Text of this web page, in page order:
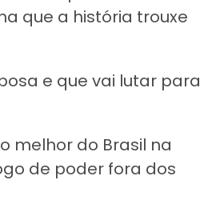
que a história trouxe
e que vai lutar para
melhor do Brasil na
de poder fora dos